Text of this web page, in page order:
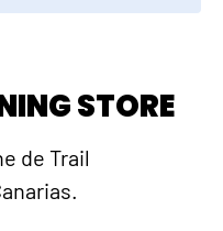
STORE
de Trail